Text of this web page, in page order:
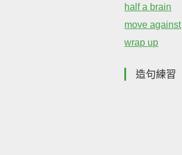
half a brain
move against
wrap up
造句練習